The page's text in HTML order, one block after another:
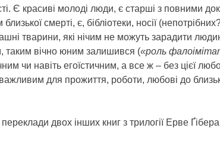
Є красиві молоді люди, є старші з повними
смерті, є, бібліотеки, носії
тварини, які нічим не можуть зарадити
таким вічно юним залишився («роль
чи навіть егоїстичним, а все ж – без цієї
для прожиття, роботи, любові до
переклади двох інших книг з трилогії Ерве